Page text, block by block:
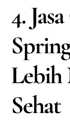
4.
Lebih
Sehat